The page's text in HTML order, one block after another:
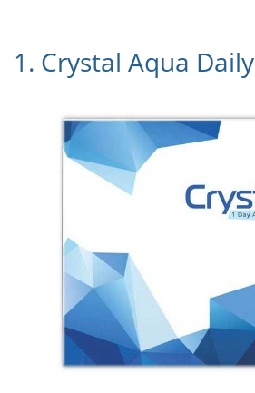
1. Crystal Aqua Daily